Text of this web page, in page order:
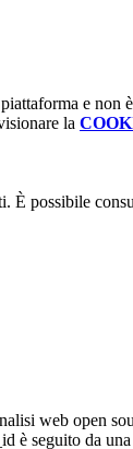
e non
la
È possibile
web open
seguito da